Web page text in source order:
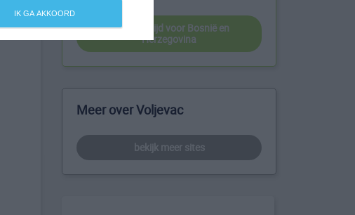
IK GA AKKOORD
beste reistijd voor Bosnië en
Herzegovina
Meer over Voljevac
bekijk meer sites